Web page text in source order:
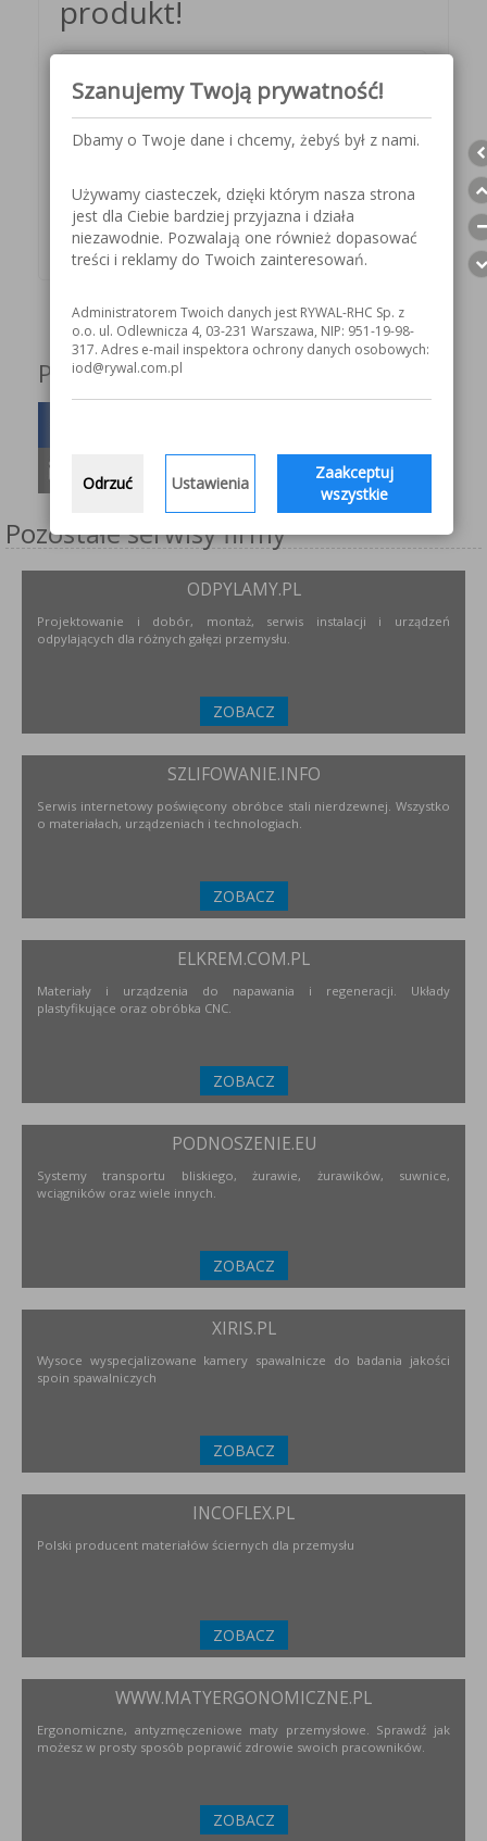
produkt!
KUP TERAZ
Indeks: 8423200002
KUP TERAZ
Podziel się z innymi!
Pozostałe serwisy firmy
ODPYLAMY.PL
Projektowanie i dobór, montaż, serwis instalacji i urządzeń
odpylających dla różnych gałęzi przemysłu.
ZOBACZ
SZLIFOWANIE.INFO
Serwis internetowy poświęcony obróbce stali nierdzewnej. Wszystko
o materiałach, urządzeniach i technologiach.
ZOBACZ
ELKREM.COM.PL
Materiały i urządzenia do napawania i regeneracji. Układy
plastyfikujące oraz obróbka CNC.
ZOBACZ
PODNOSZENIE.EU
Systemy transportu bliskiego, żurawie, żurawików, suwnice,
wciągników oraz wiele innych.
ZOBACZ
XIRIS.PL
Wysoce wyspecjalizowane kamery spawalnicze do badania jakości
spoin spawalniczych
ZOBACZ
INCOFLEX.PL
Polski producent materiałów ściernych dla przemysłu
ZOBACZ
WWW.MATYERGONOMICZNE.PL
Ergonomiczne, antyzmęczeniowe maty przemysłowe. Sprawdź jak
możesz w prosty sposób poprawić zdrowie swoich pracowników.
ZOBACZ
Szanujemy Twoją prywatność!
Dbamy o Twoje dane i chcemy, żebyś był z nami.
Używamy ciasteczek, dzięki którym nasza strona
jest dla Ciebie bardziej przyjazna i działa
niezawodnie. Pozwalają one również dopasować
treści i reklamy do Twoich zainteresowań.
Administratorem Twoich danych jest RYWAL-RHC Sp. z
o.o. ul. Odlewnicza 4, 03-231 Warszawa, NIP: 951-19-98-
317. Adres e-mail inspektora ochrony danych osobowych:
iod@rywal.com.pl
Odrzuć Ustawienia
Zaakceptuj
wszystkie